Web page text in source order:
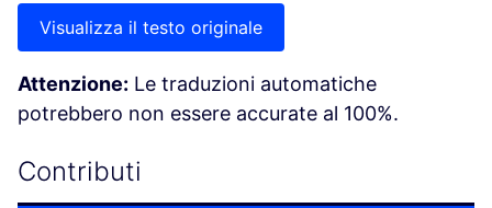
Visualizza il testo originale
Attenzione: Le traduzioni automatiche
potrebbero non essere accurate al 100%.
Contributi